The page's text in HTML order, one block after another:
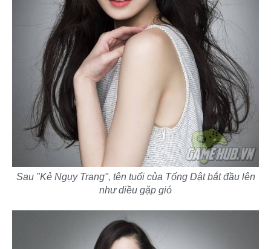
Sau "Kẻ Ngụy Trang", tên tuổi của Tống Dật bắt đầu lên
như diều gặp gió